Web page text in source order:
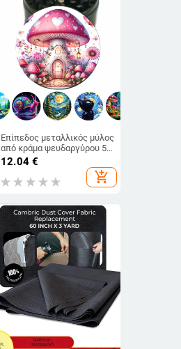
Επίπεδος μεταλλικός μύλος
από κράμα ψευδαργύρου 50
χιλ., βαμμένος μύλος
μπαχαρικών τεσσάρων
στρώσεων
12.04 €
add_shopping_cart